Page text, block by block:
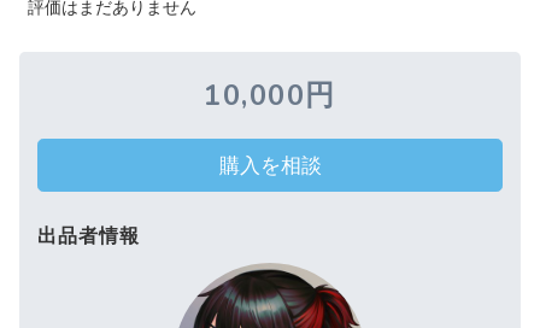
評価はまだありません
10,000円
購入を相談
出品者情報